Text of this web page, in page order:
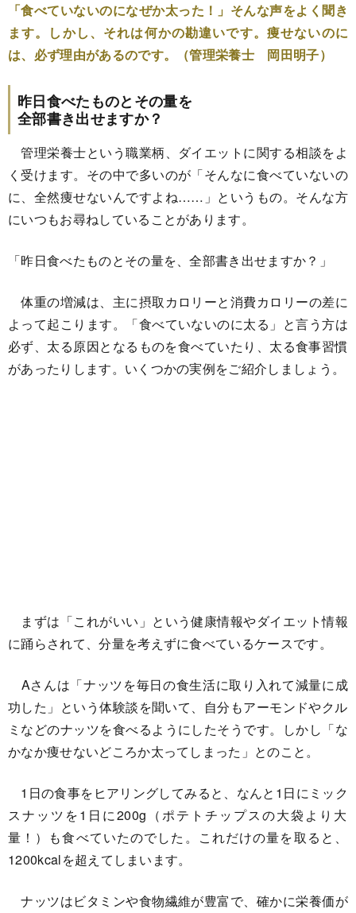
「食べていないのになぜか太った！」そんな声をよく聞き
ます。しかし、それは何かの勘違いです。痩せないのに
は、必ず理由があるのです。（管理栄養士 岡田明子）
昨日食べたものとその量を
全部書き出せますか？
管理栄養士という職業柄、 ダイエットに関する相談をよ
く受けます。その中で多いのが「そんなに食べていないの
に、全然痩せないんですよね……」 というもの。そんな方
にいつもお尋ねしていることがあります。
「昨日食べたものとその量を、全部書き出せますか？」
体重の増減は、 主に摂取カロリーと消費カロリーの差に
よって起こります。「食べていないのに太る」と言う方は
必ず、 太る原因となるものを食べていたり、 太る食事習慣
があったりします。 いくつかの実例をご紹介しましょう。
まずは「これがいい」 という健康情報やダイエット情報
に踊らされて、分量を考えずに食べているケースです。
Aさんは「ナッツを毎日の食生活に取り入れて減量に成
功した」 という体験談を聞いて、 自分もアーモンドやクル
ミなどのナッツを食べるようにしたそうです。しかし「な
かなか痩せないどころか太ってしまった」 とのこと。
1日の食事をヒアリングしてみると、なんと1日にミック
スナッツを1日に200g（ポテトチップスの大袋より大
量！）も食べていたのでした。
これだけの量を取ると、
1200kcalを超えてしまいます。
ナッツはビタミンや食物繊維が豊富で、 確かに栄養価が